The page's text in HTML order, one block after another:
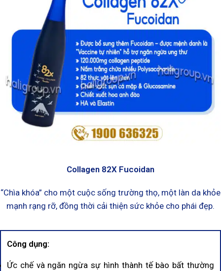
Collagen 82X Fucoidan
“Chìa khóa” cho một cuộc sống trường thọ, một làn da khỏe
mạnh rạng rỡ, đồng thời cải thiện sức khỏe cho phái đẹp.
Công dụng:
Ức chế và ngăn ngừa sự hình thành tế bào bất thường